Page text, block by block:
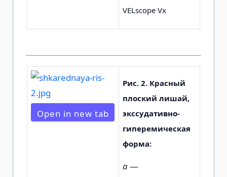
VELscope Vx
Open in new tab
Рис. 2. Красный
плоский лишай,
экссудативно-
гиперемическая
форма:
а—